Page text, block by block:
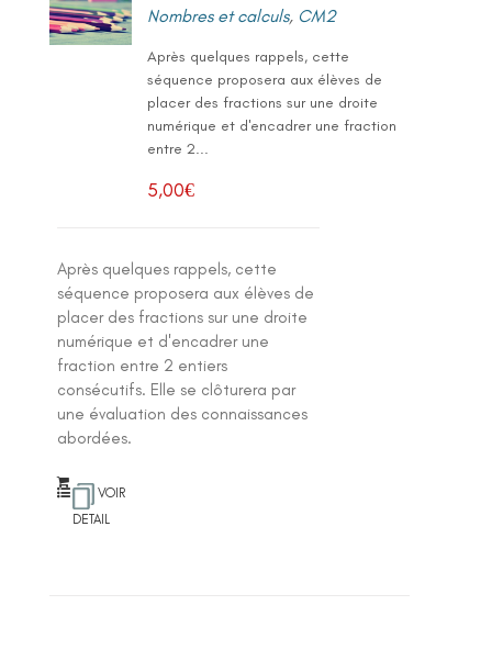
Nombres et calculs, CM2
Après quelques rappels, cette
séquence proposera aux élèves de
placer des fractions sur une droite
numérique et d'encadrer une fraction
entre 2...
5,00€
Après quelques rappels, cette
séquence proposera aux élèves de
placer des fractions sur une droite
numérique et d'encadrer une
fraction entre 2 entiers
consécutifs. Elle se clôturera par
une évaluation des connaissances
abordées.
VOIR
DETAIL